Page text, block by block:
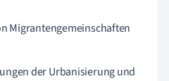
Migrantengemeinschaften
der Urbanisierung und